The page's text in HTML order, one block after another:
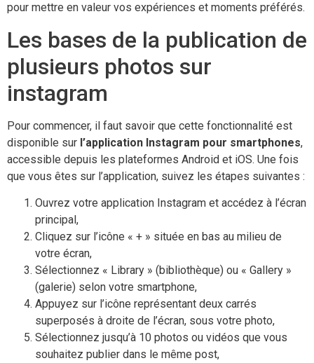
pour mettre en valeur vos expériences et moments préférés.
Les bases de la publication de
plusieurs photos sur
instagram
Pour commencer, il faut savoir que cette fonctionnalité est
disponible sur l’application Instagram pour smartphones,
accessible depuis les plateformes Android et iOS. Une fois
que vous êtes sur l’application, suivez les étapes suivantes :
Ouvrez votre application Instagram et accédez à l’écran
principal,
Cliquez sur l’icône « + » située en bas au milieu de
votre écran,
Sélectionnez « Library » (bibliothèque) ou « Gallery »
(galerie) selon votre smartphone,
Appuyez sur l’icône représentant deux carrés
superposés à droite de l’écran, sous votre photo,
Sélectionnez jusqu’à 10 photos ou vidéos que vous
souhaitez publier dans le même post,